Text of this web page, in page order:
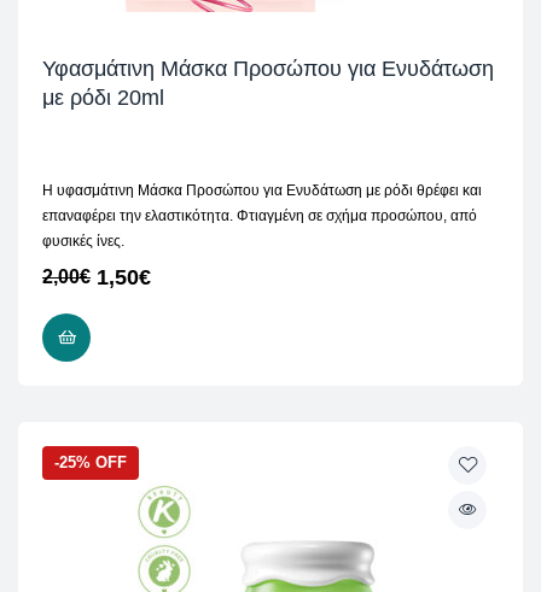
Υφασμάτινη Μάσκα Προσώπου για Ενυδάτωση
με ρόδι 20ml
Η υφασμάτινη Μάσκα Προσώπου για Ενυδάτωση με ρόδι θρέφει και
επαναφέρει την ελαστικότητα. Φτιαγμένη σε σχήμα προσώπου, από
φυσικές ίνες.
2,00€ 1,50€
-25% OFF